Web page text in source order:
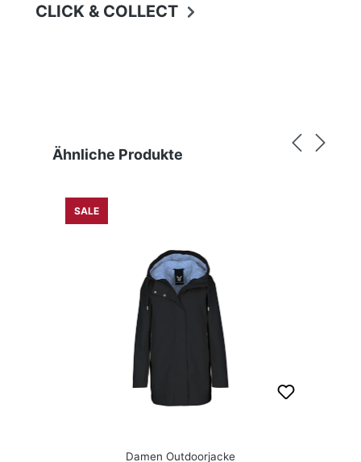
CLICK & COLLECT
Produktgalerie überspringen
Ähnliche Produkte
SALE
Damen Outdoorjacke